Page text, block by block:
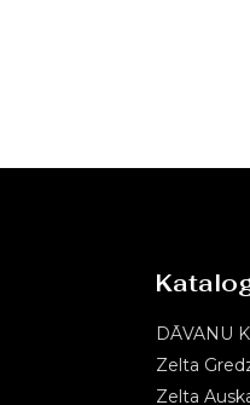
DĀVANU
Zelta
Zelta